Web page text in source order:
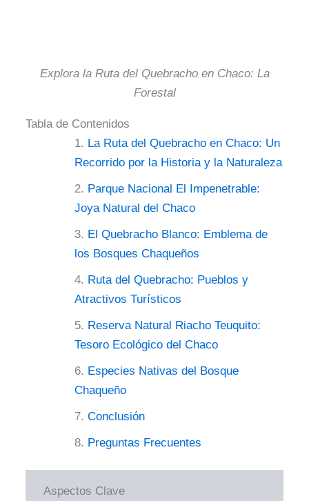
Explora la Ruta del Quebracho en Chaco: La
Forestal
Tabla de Contenidos
La Ruta del Quebracho en Chaco: Un
Recorrido por la Historia y la Naturaleza
Parque Nacional El Impenetrable:
Joya Natural del Chaco
El Quebracho Blanco: Emblema de
los Bosques Chaqueños
Ruta del Quebracho: Pueblos y
Atractivos Turísticos
Reserva Natural Riacho Teuquito:
Tesoro Ecológico del Chaco
Especies Nativas del Bosque
Chaqueño
Conclusión
Preguntas Frecuentes
Aspectos Clave